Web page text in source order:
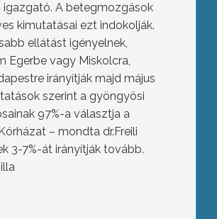
A betegmozgások
kimutatásai ezt indokolják.
ellátást igényelnek,
Egerbe vagy Miskolcra,
irányítják majd május
szerint a gyöngyösi
97%-a választja a
– mondta dr.Freili
3-7%-át irányítják tovább.